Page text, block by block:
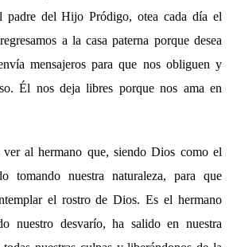
padre del Hijo Pródigo, otea cada día el
a la casa paterna porque desea
mensajeros para que nos obliguen y
Él nos deja libres porque nos ama en
al hermano que, siendo Dios como el
tomando nuestra naturaleza, para que
el rostro de Dios. Es el hermano
nuestro desvarío, ha salido en nuestra